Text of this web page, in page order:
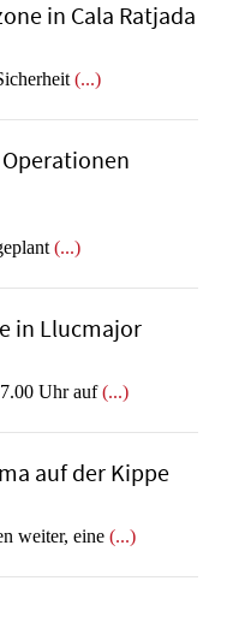
in Cala Ratjada
(...)
(...)
in Llucmajor
Uhr auf(...)
auf der Kippe
weiter, eine (...)